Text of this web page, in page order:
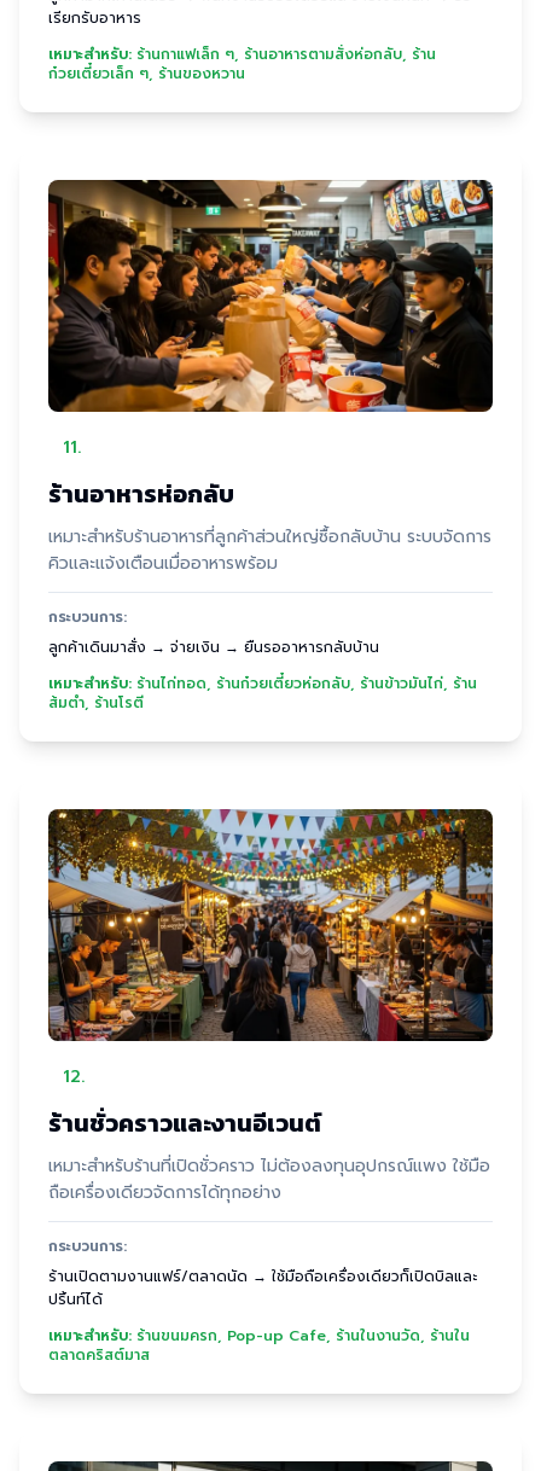
เรียกรับอาหาร
เหมาะสำหรับ: ร้านกาแฟเล็ก ๆ, ร้านอาหารตามสั่งห่อกลับ, ร้าน
ก๋วยเตี๋ยวเล็ก ๆ, ร้านของหวาน
11.
ร้านอาหารห่อกลับ
เหมาะสำหรับร้านอาหารที่ลูกค้าส่วนใหญ่ซื้อกลับบ้าน ระบบจัดการ
คิวและแจ้งเตือนเมื่ออาหารพร้อม
กระบวนการ:
ลูกค้าเดินมาสั่ง → จ่ายเงิน → ยืนรออาหารกลับบ้าน
เหมาะสำหรับ: ร้านไก่ทอด, ร้านก๋วยเตี๋ยวห่อกลับ, ร้านข้าวมันไก่, ร้าน
ส้มตำ, ร้านโรตี
12.
ร้านชั่วคราวและงานอีเวนต์
เหมาะสำหรับร้านที่เปิดชั่วคราว ไม่ต้องลงทุนอุปกรณ์แพง ใช้มือ
ถือเครื่องเดียวจัดการได้ทุกอย่าง
กระบวนการ:
ร้านเปิดตามงานแฟร์/ตลาดนัด → ใช้มือถือเครื่องเดียวก็เปิดบิลและ
ปริ้นท์ได้
เหมาะสำหรับ: ร้านขนมครก, Pop-up Cafe, ร้านในงานวัด, ร้านใน
ตลาดคริสต์มาส